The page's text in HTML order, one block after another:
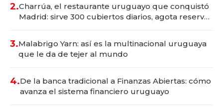
2.Charrúa, el restaurante uruguayo que conquistó
Madrid: sirve 300 cubiertos diarios, agota reservas
3.Malabrigo Yarn: así es la multinacional uruguaya
que le da de tejer al mundo
4.De la banca tradicional a Finanzas Abiertas: cómo
avanza el sistema financiero uruguayo